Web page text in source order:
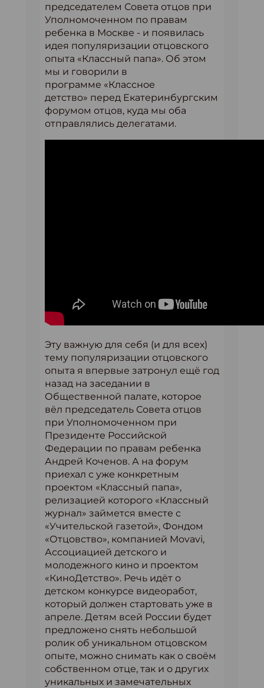
председателем Совета отцов при
Уполномоченном по правам
ребенка в Москве - и появилась
идея популяризации отцовского
опыта «Классный папа». Об этом
мы и говорили в
программе «Классное
детство» перед Екатеринбургским
форумом отцов, куда мы оба
отправлялись делегатами.
Эту важную для себя (и для всех)
тему популяризации отцовского
опыта я впервые затронул ещё год
назад на заседании в
Общественной палате, которое
вёл председатель Совета отцов
при Уполномоченном при
Президенте Российской
Федерации по правам ребенка
Андрей Коченов. А на форум
приехал с уже конкретным
проектом «Классный папа»,
релизацией которого «Классный
журнал» займется вместе с
«Учительской газетой», Фондом
«Отцовство», компанией Movavi,
Ассоциацией детского и
молодежного кино и проектом
«КиноДетство». Речь идёт о
детском конкурсе видеоработ,
который должен стартовать уже в
апреле. Детям всей России будет
предложено снять небольшой
ролик об уникальном отцовском
опыте, можно снимать как о своём
собственном отце, так и о других
уникальных и замечательных